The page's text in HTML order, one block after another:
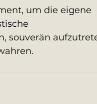
um die eigene
souverän